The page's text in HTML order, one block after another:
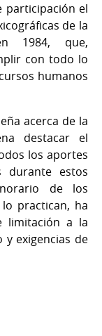
participación el
de la
1984, que,
con todo lo
humanos
acerca de la
destacar el
los aportes
durante estos
de los
practican, ha
limitación a la
exigencias de